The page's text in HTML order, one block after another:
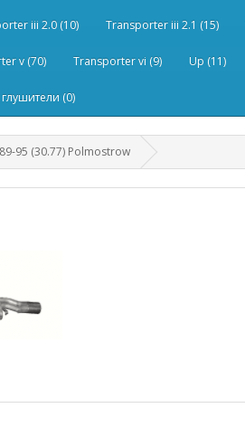
iii 2.0 (10) Transporter iii 2.1 (15)
v (70) Transporter vi (9) Up (11)
(0)
95 (30.77) Polmostrow